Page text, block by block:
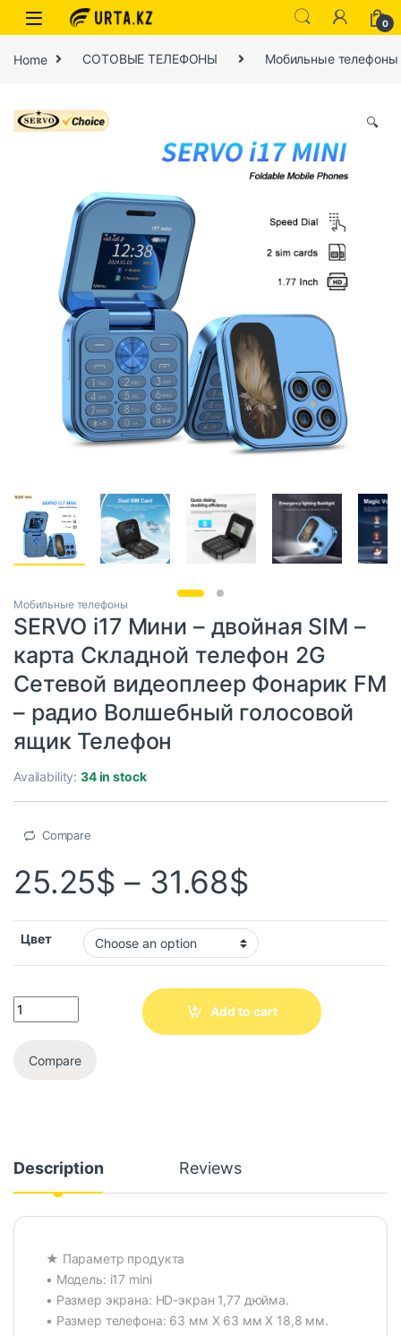
0
Home СОТОВЫЕ ТЕЛЕФОНЫ Мобильные телефоны
🔍
Мобильные телефоны
SERVO i17 Мини – двойная SIM –
карта Складной телефон 2G
Сетевой видеоплеер Фонарик FM
– радио Волшебный голосовой
ящик Телефон
Availability:34 in stock
Compare
25.25$ – 31.68$
Цвет
Add to cart
Compare
Description Reviews
★ Параметр продукта
• Модель: i17 mini
• Размер экрана: HD-экран 1,77 дюйма.
• Размер телефона: 63 мм X 63 мм X 18,8 мм.